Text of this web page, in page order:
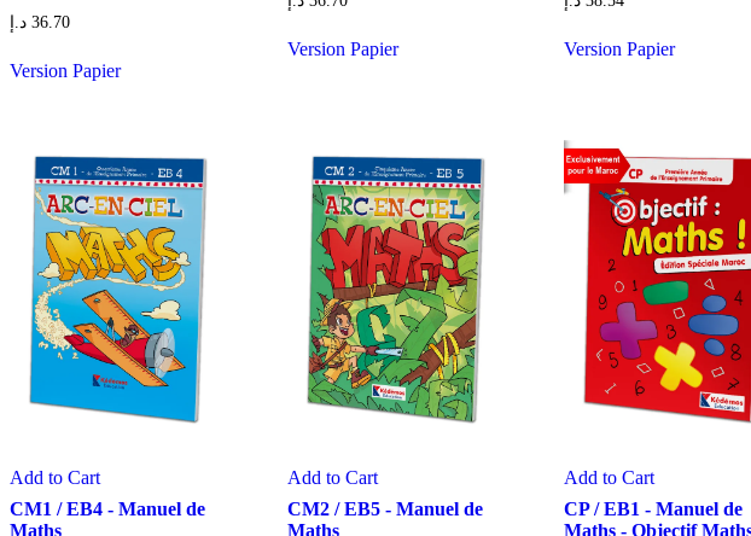
36.70 د.إ
Version Papier
Version Papier Version Papier
Add to Cart
CM1 / EB4 - Manuel de
Maths
Add to Cart
CM2 / EB5 - Manuel de
Maths
Add to Cart
CP / EB1 - Manuel de
Maths - Objectif